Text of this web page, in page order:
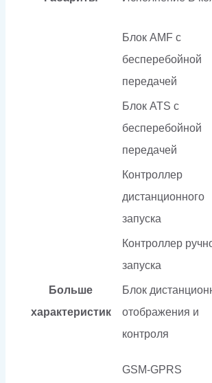
Больше
характеристик
Блок AMF с
бесперебойной
передачей
Блок ATS с
бесперебойной
передачей
Контроллер
дистанционного
запуска
Контроллер
запуска
Блок
отображения и
контроля
GSM-GPRS